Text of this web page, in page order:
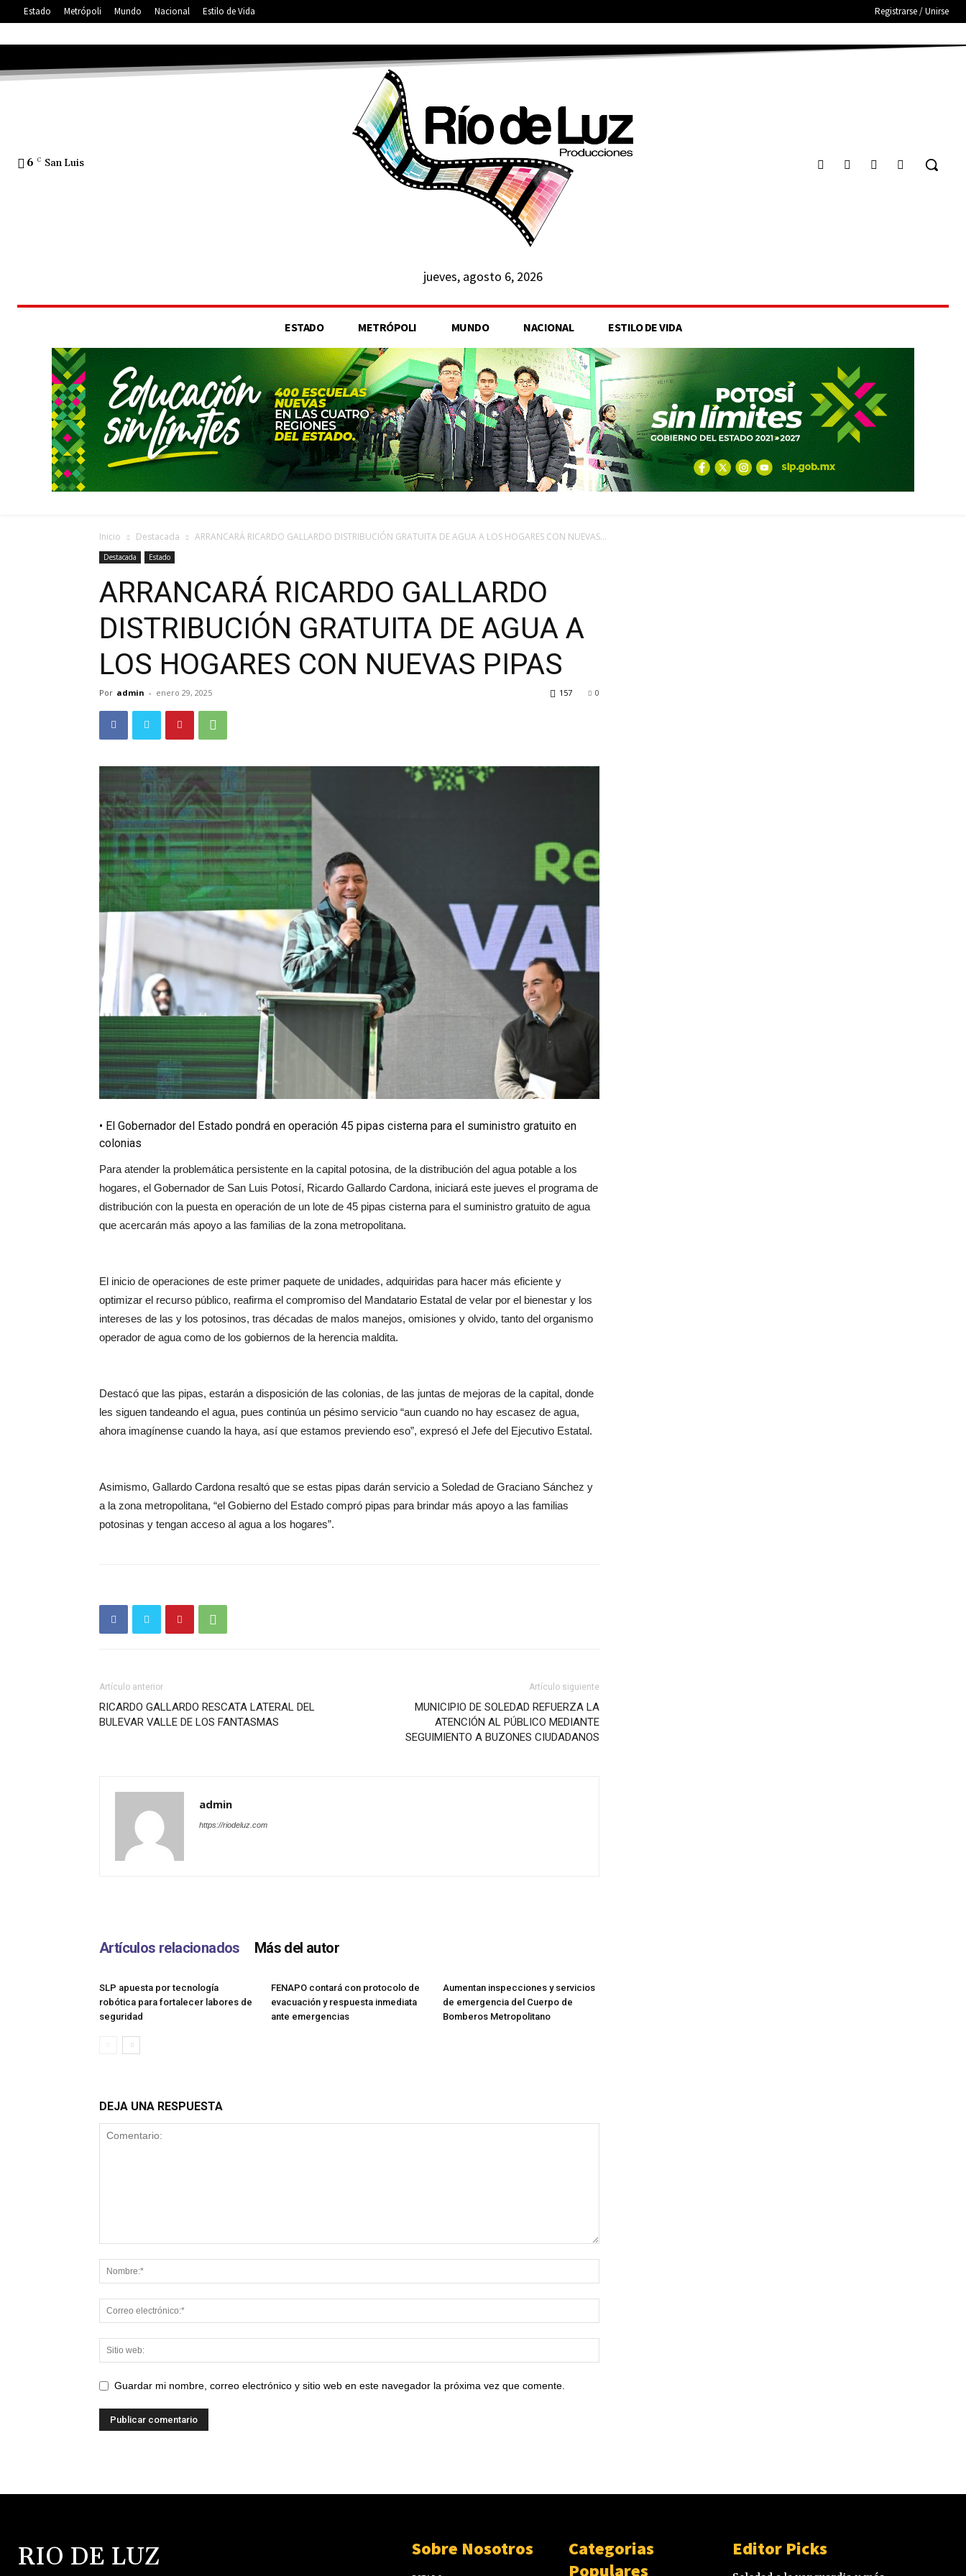
Estado Metrópoli Mundo Nacional Estilo de Vida Registrarse / Unirse
6 C San Luis
jueves, agosto 6, 2026
ESTADO METRÓPOLI MUNDO NACIONAL ESTILO DE VIDA
Inicio Destacada ARRANCARÁ RICARDO GALLARDO DISTRIBUCIÓN GRATUITA DE AGUA A LOS HOGARES CON NUEVAS...
Destacada Estado
ARRANCARÁ RICARDO GALLARDO
DISTRIBUCIÓN GRATUITA DE AGUA A
LOS HOGARES CON NUEVAS PIPAS
Por admin - enero 29, 2025 0
157
• El Gobernador del Estado pondrá en operación 45 pipas cisterna para el suministro gratuito en
colonias
Para atender la problemática persistente en la capital potosina, de la distribución del agua potable a los
hogares, el Gobernador de San Luis Potosí, Ricardo Gallardo Cardona, iniciará este jueves el programa de
distribución con la puesta en operación de un lote de 45 pipas cisterna para el suministro gratuito de agua
que acercarán más apoyo a las familias de la zona metropolitana.
El inicio de operaciones de este primer paquete de unidades, adquiridas para hacer más eficiente y
optimizar el recurso público, reafirma el compromiso del Mandatario Estatal de velar por el bienestar y los
intereses de las y los potosinos, tras décadas de malos manejos, omisiones y olvido, tanto del organismo
operador de agua como de los gobiernos de la herencia maldita.
Destacó que las pipas, estarán a disposición de las colonias, de las juntas de mejoras de la capital, donde
les siguen tandeando el agua, pues continúa un pésimo servicio “aun cuando no hay escasez de agua,
ahora imagínense cuando la haya, así que estamos previendo eso”, expresó el Jefe del Ejecutivo Estatal.
Asimismo, Gallardo Cardona resaltó que se estas pipas darán servicio a Soledad de Graciano Sánchez y
a la zona metropolitana, “el Gobierno del Estado compró pipas para brindar más apoyo a las familias
potosinas y tengan acceso al agua a los hogares”.
Artículo anterior
RICARDO GALLARDO RESCATA LATERAL DEL
BULEVAR VALLE DE LOS FANTASMAS
Artículo siguiente
MUNICIPIO DE SOLEDAD REFUERZA LA
ATENCIÓN AL PÚBLICO MEDIANTE
SEGUIMIENTO A BUZONES CIUDADANOS
admin
https://riodeluz.com
Artículos relacionados Más del autor
SLP apuesta por tecnología
robótica para fortalecer labores de
seguridad
FENAPO contará con protocolo de
evacuación y respuesta inmediata
ante emergencias
Aumentan inspecciones y servicios
de emergencia del Cuerpo de
Bomberos Metropolitano
DEJA UNA RESPUESTA
Guardar mi nombre, correo electrónico y sitio web en este navegador la próxima vez que comente.
RIO DE LUZ Sobre Nosotros
Categorias
Populares
Editor Picks